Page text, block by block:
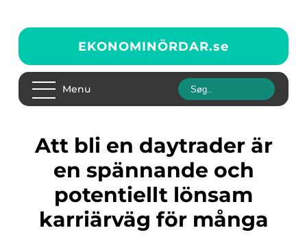
EKONOMINÖRDAR.se
Menu
Att bli en daytrader är
en spännande och
potentiellt lönsam
karriärväg för många